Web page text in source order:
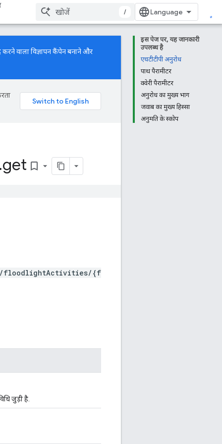
/
इस पेज पर, यह जानकारी
उपलब्ध है
एचटीटीपी अनुरोध
पाथ पैरामीटर
क्वेरी पैरामीटर
अनुरोध का मुख्य भाग
जवाब का मुख्य हिस्सा
अनुमति के स्कोप
वाला विज्ञापन कैंपेन बनाने और
.get bookmark_border
floodlightActivities/{f
जुड़ी है.